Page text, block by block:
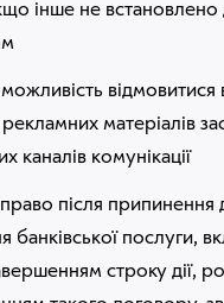
інше не
відмовитися
матеріалів
каналів комунікації
після припинення
банківської послуги,
строку дії,